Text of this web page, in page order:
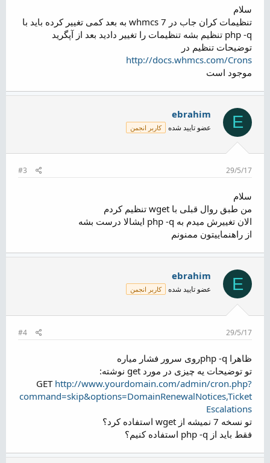
سلام
تنظیمات کران جاب در whmcs 7 به بعد کمی تغییر کرده باید با
php -q تنظیم بشه تنظیمات را تغییر دادید بعد از آپگرید
توضیحات تنظیم در
http://docs.whmcs.com/Crons
موجود است
E
ebrahim
عضو تایید شده کاربر انجمن
29/5/17
#3
سلام
من طبق روال قبلی با wget تنظیم کردم
الان تغییرش میدم به php -q ایشالا درست بشه
از راهنماییتون ممنونم
E
ebrahim
عضو تایید شده کاربر انجمن
29/5/17
#4
ظاهرا php -qروی سرور فشار میاره
تو توضیحات یه چیزی در مورد get نوشته:
GET http://www.yourdomain.com/admin/cron.php?
command=skip&options=DomainRenewalNotices,Ticket
Escalations
تو نسخه 7 نمیشه از wget استفاده کرد؟
فقط باید از php -q استفاده کنیم؟